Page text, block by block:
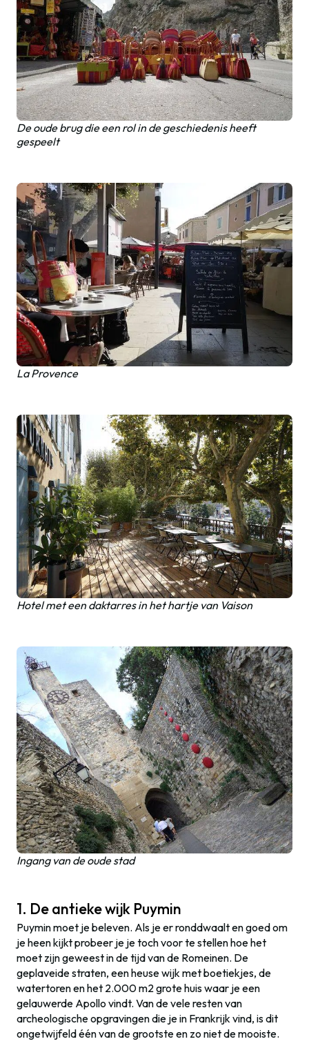
De oude brug die een rol in de geschiedenis heeft
gespeelt
La Provence
Hotel met een daktarres in het hartje van Vaison
Ingang van de oude stad
1. De antieke wijk Puymin
Puymin moet je beleven. Als je er ronddwaalt en goed om
je heen kijkt probeer je je toch voor te stellen hoe het
moet zijn geweest in de tijd van de Romeinen. De
geplaveide straten, een heuse wijk met boetiekjes, de
watertoren en het 2.000 m2 grote huis waar je een
gelauwerde Apollo vindt. Van de vele resten van
archeologische opgravingen die je in Frankrijk vind, is dit
ongetwijfeld één van de grootste en zo niet de mooiste.